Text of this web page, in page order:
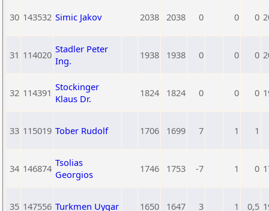
30 143532 Simic Jakov 2038 2038 0 0 0
31 114020 Stadler Peter
Ing.
1938 1938 0 0 0
32 114391 Stockinger
Klaus Dr.
1824 1824 0 0 0
33 115019 Tober Rudolf 1706 1699 7 1 1
34 146874 Tsolias
Georgios
1746 1753 -7 1 0
35 147556 Turkmen Uygar 1650 1647 3 1 0,5